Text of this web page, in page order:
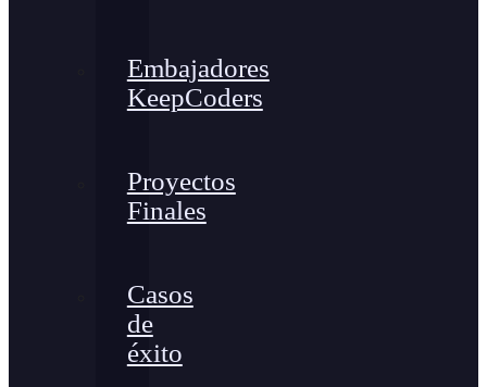
Embajadores
KeepCoders
Proyectos
Finales
Casos
de
éxito